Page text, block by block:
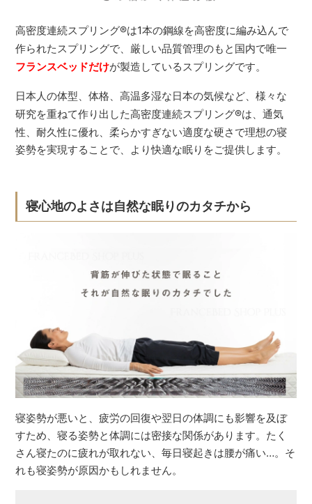
高密度連続スプリング®は1本の鋼線を高密度に編み込んで
作られたスプリングで、厳しい品質管理のもと国内で唯一
フランスベッドだけが製造しているスプリングです。
日本人の体型、体格、高温多湿な日本の気候など、様々な
研究を重ねて作り出した高密度連続スプリング®は、通気
性、耐久性に優れ、柔らかすぎない適度な硬さで理想の寝
姿勢を実現することで、より快適な眠りをご提供します。
寝心地のよさは自然な眠りのカタチから
寝姿勢が悪いと、疲労の回復や翌日の体調にも影響を及ぼ
すため、寝る姿勢と体調には密接な関係があります。たく
さん寝たのに疲れが取れない、毎日寝起きは腰が痛い…。そ
れも寝姿勢が原因かもしれません。